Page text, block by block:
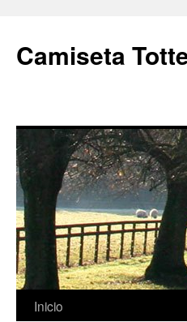
Camiseta
Saltar
Inicio